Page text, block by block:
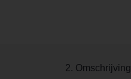
2. Omschrijving